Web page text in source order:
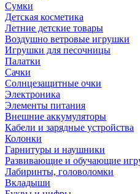
Сумки
Детская косметика
Летние детские товары
Воздушно ветровые игрушки
Игрушки для песочницы
Палатки
Сачки
Солнцезащитные очки
Электроника
Элементы питания
Внешние аккумуляторы
Кабели и зарядные устройства
Колонки
Гарнитуры и наушники
Развивающие и обучающие
Лабиринты, головоломки
Вкладыши